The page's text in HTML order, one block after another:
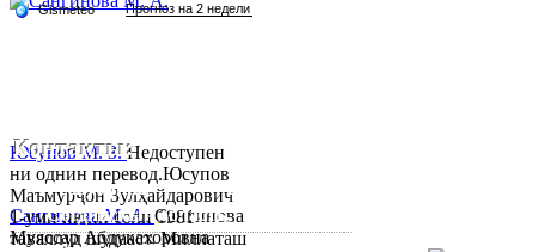
Сангинова М. А.Сангинова
Муяссар Абдукахоровна
Юсупов М. З.Недоступен
ни однин перевод.Юсупов
Маъмурҷон Зулҳайдарович
1-уми июни соли 1981
таваллуд шудааст. Миллаташ
Контакты:
Республика Таджикистан,
Согдийскый область,